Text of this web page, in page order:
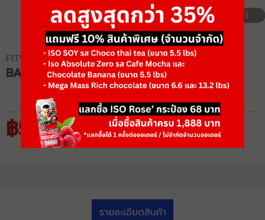
1/1
FITWHEY
BAAM SAVAGE T-SHIRT
฿599
รายละเอียดสินค้า